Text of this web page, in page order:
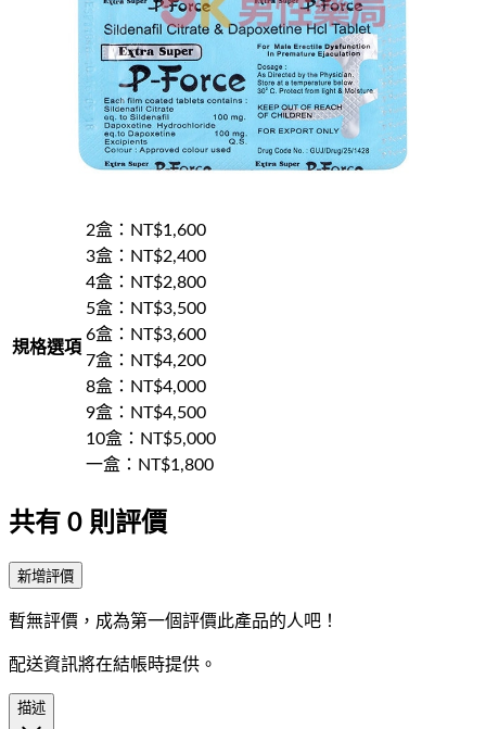
規格選項
2盒 ：NT$1,600
3盒 ：NT$2,400
4盒 ：NT$2,800
5盒 ：NT$3,500
6盒 ：NT$3,600
7盒 ：NT$4,200
8盒 ：NT$4,000
9盒 ：NT$4,500
10盒 ：NT$5,000
一盒 ：NT$1,800
共有 0 則評價
新增評價
暫無評價，成為第一個評價此產品的人吧！
配送資訊將在結帳時提供。
描述